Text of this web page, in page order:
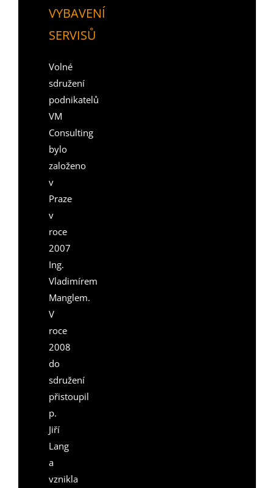
VYBAVENÍ
SERVISŮ
Volné
sdružení
podnikatelů
VM
Consulting
bylo
založeno
v
Praze
v
roce
2007
Ing.
Vladimírem
Manglem.
V
roce
2008
do
sdružení
přistoupil
p.
Jiří
Lang
a
vznikla